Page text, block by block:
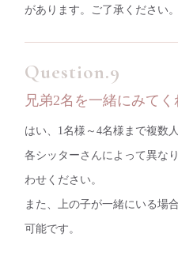
があります。ご了承ください。
兄弟2名を一緒にみてく
はい、1名様～4名様まで複数
各シッターさんによって異な
わせください。
また、上の子が一緒にいる場
可能です。